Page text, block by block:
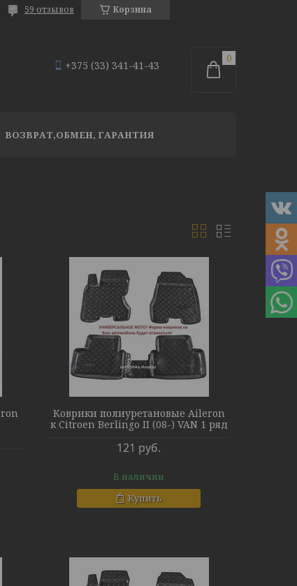
Корзина
59 отзывов
+375 (33) 341-41-43
ВОЗВРАТ,ОБМЕН, ГАРАНТИЯ
Коврики полиуретановые Aileron
к Citroen Berlingo II (08-) VAN 1 ряд
121 руб.
В наличии
Купить